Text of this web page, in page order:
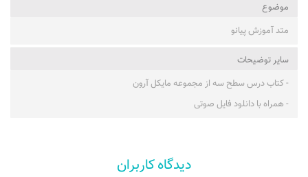
موضوع
متد آموزش پیانو
ساير توضيحات
- کتاب درس سطح سه از مجموعه مایکل آرون
- همراه با دانلود فایل صوتی
دیدگاه کاربران